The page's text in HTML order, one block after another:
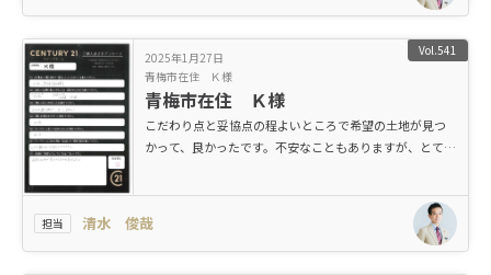
Vol.541
2025年1月27日
青梅市在住 Ｋ様
青梅市在住 Ｋ様
こだわり点と妥協点の程よいところで希望の土地が見つ
かって、良かったです。不安なこともありますが、とても
担当 清水 俊哉